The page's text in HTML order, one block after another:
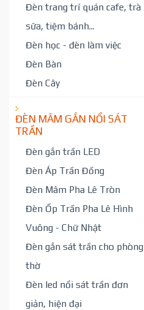
Đèn trang trí quán cafe, trà
sữa, tiệm bánh...
Đèn học - đèn làm việc
Đèn Bàn
Đèn Cây
ĐÈN MÂM GẮN NỔI SÁT
TRẦN
Đèn gắn trần LED
Đèn Áp Trần Đồng
Đèn Mâm Pha Lê Tròn
Đèn Ốp Trần Pha Lê Hình
Vuông - Chữ Nhật
Đèn gắn sát trần cho phòng
thờ
Đèn led nổi sát trần đơn
giản, hiện đại